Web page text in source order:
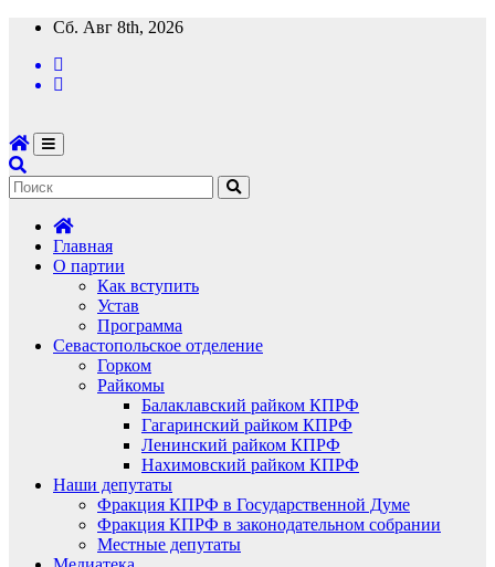
Перейти
содержимому
Сб. Авг 8th, 2026
Главная
О партии
Как вступить
Устав
Программа
Севастопольское отделение
Горком
Райкомы
Балаклавский райком КПРФ
Гагаринский райком КПРФ
Ленинский райком КПРФ
Нахимовский райком КПРФ
Наши депутаты
Фракция КПРФ в Государственной Думе
Фракция КПРФ в законодательном собрании
Местные депутаты